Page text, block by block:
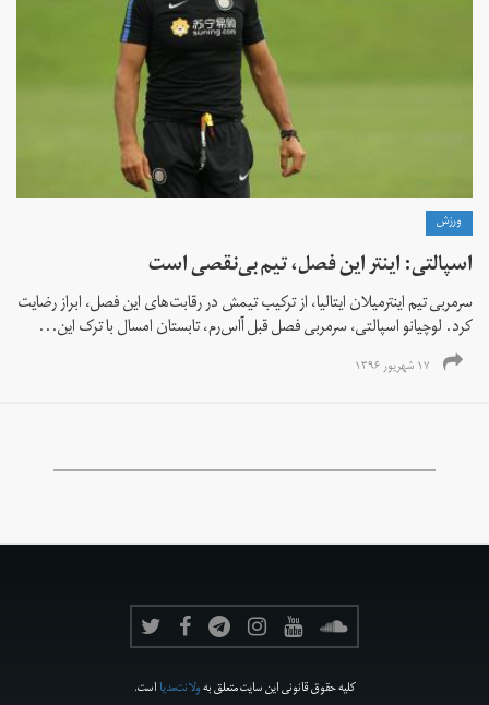
ورزش
اسپالتی: اینتر این فصل، تیم بی‌نقصی است
سرمربی تیم اینترمیلان ایتالیا، از ترکیب تیمش در رقابت‌های این فصل، ابراز رضایت
کرد. لوچیانو اسپالتی، سرمربی فصل قبل آاس‌رم، تابستان امسال با ترک این...
۱۷ شهریور ۱۳۹۶
کلیه حقوق قانونی این سایت متعلق بهولانت‌مدیااست.